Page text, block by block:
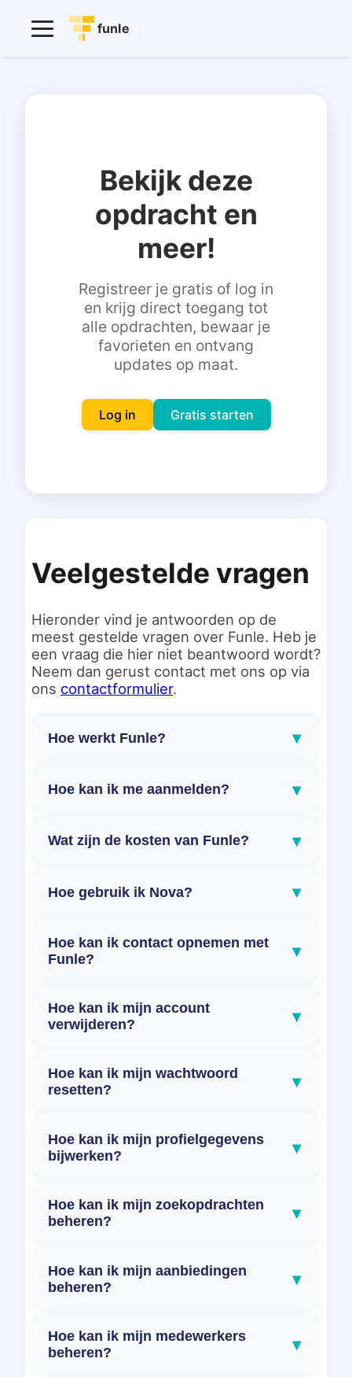
funle
Inloggen
Gratis starten
Bekijk deze
opdracht en
meer!
Registreer je gratis of log in
en krijg direct toegang tot
alle opdrachten, bewaar je
favorieten en ontvang
updates op maat.
Log in Gratis starten
Veelgestelde vragen
Hieronder vind je antwoorden op de
meest gestelde vragen over Funle. Heb je
een vraag die hier niet beantwoord wordt?
Neem dan gerust contact met ons op via
ons contactformulier.
Hoe werkt Funle? ▾
Hoe kan ik me aanmelden? ▾
Wat zijn de kosten van Funle? ▾
Hoe gebruik ik Nova? ▾
Hoe kan ik contact opnemen met
Funle?
▾
Hoe kan ik mijn account
verwijderen?
▾
Hoe kan ik mijn wachtwoord
resetten?
▾
Hoe kan ik mijn profielgegevens
bijwerken?
▾
Hoe kan ik mijn zoekopdrachten
beheren?
▾
Hoe kan ik mijn aanbiedingen
beheren?
▾
Hoe kan ik mijn medewerkers
beheren?
▾